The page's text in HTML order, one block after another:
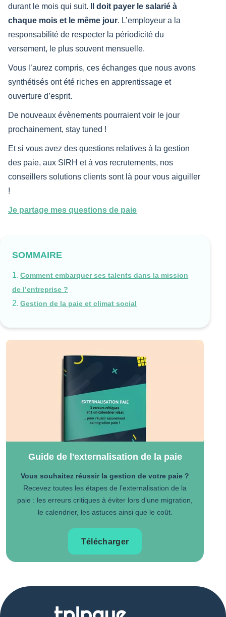
durant le mois qui suit.
Il doit payer le salarié à
chaque mois et le même jour. L’employeur a la
responsabilité de respecter la périodicité du
versement, le plus souvent mensuelle.
Vous l’aurez compris, ces échanges que nous avons
synthétisés ont été riches en apprentissage et
ouverture d’esprit.
De nouveaux évènements pourraient voir le jour
prochainement, stay tuned !
Et si vous avez des questions relatives à la gestion
des paie, aux SIRH et à vos recrutements, nos
conseillers solutions clients sont là pour vous aiguiller
!
Je partage mes questions de paie
SOMMAIRE
Comment embarquer ses talents dans la mission
de l’entreprise ?
Gestion de la paie et climat social
Guide de l'externalisation de la paie
Vous souhaitez réussir la gestion de votre paie ?
Recevez toutes les étapes de l’externalisation de la
paie : les erreurs critiques à éviter lors d’une migration,
le calendrier, les astuces ainsi que le coût.
Télécharger